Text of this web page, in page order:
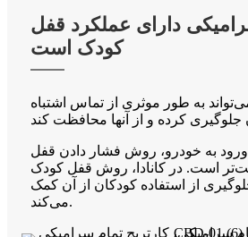
دارای عملکرد قفل
کودک است
به طور موثری از تماس اشتباه
به خودرو، روش فشار دادن قفل
است. در کانادا، روش قفل کودک
از استفاده کودکان از آن کمک
می‌کند.